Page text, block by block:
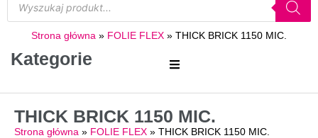
Strona główna » FOLIE FLEX » THICK BRICK 1150 MIC.
Kategorie
THICK BRICK 1150 MIC.
Strona główna » FOLIE FLEX » THICK BRICK 1150 MIC.